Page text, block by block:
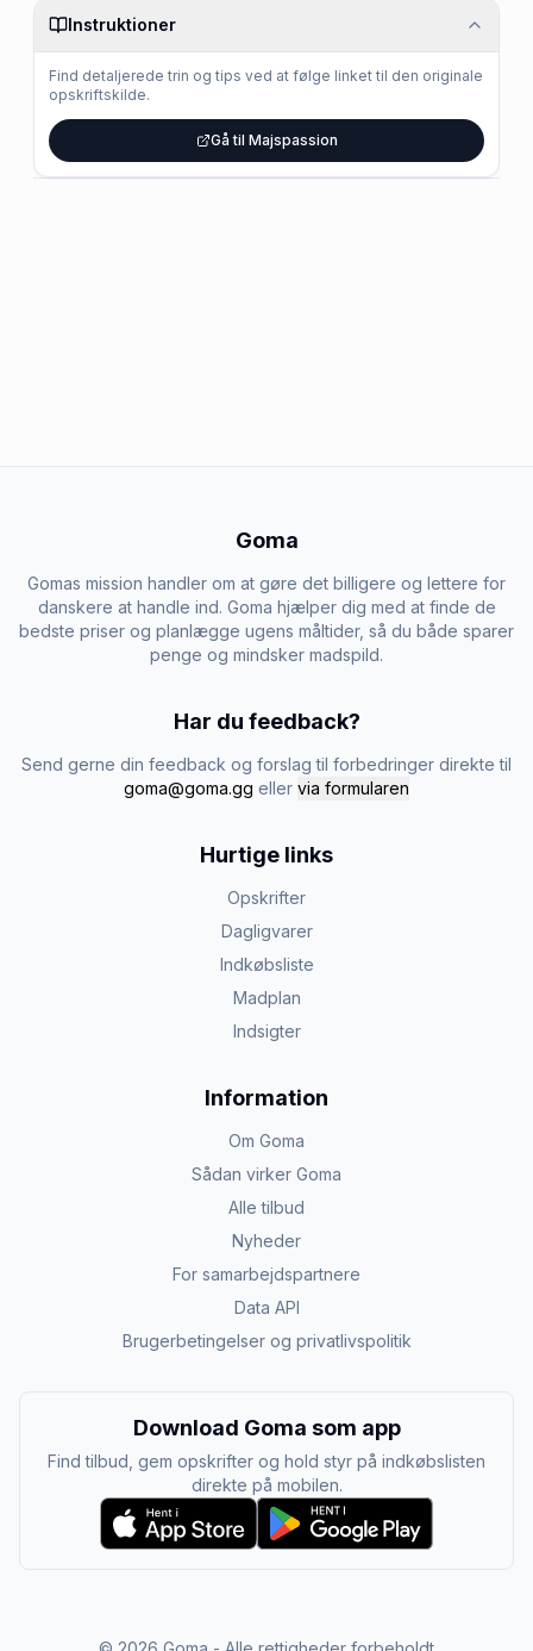
Instruktioner
Find detaljerede trin og tips ved at følge linket til den originale
opskriftskilde.
Gå til Majspassion
Goma
Gomas mission handler om at gøre det billigere og lettere for
danskere at handle ind. Goma hjælper dig med at finde de
bedste priser og planlægge ugens måltider, så du både sparer
penge og mindsker madspild.
Har du feedback?
Send gerne din feedback og forslag til forbedringer direkte til
goma@goma.gg eller via formularen
Hurtige links
Opskrifter
Dagligvarer
Indkøbsliste
Madplan
Indsigter
Information
Om Goma
Sådan virker Goma
Alle tilbud
Nyheder
For samarbejdspartnere
Data API
Brugerbetingelser og privatlivspolitik
Download Goma som app
Find tilbud, gem opskrifter og hold styr på indkøbslisten
direkte på mobilen.